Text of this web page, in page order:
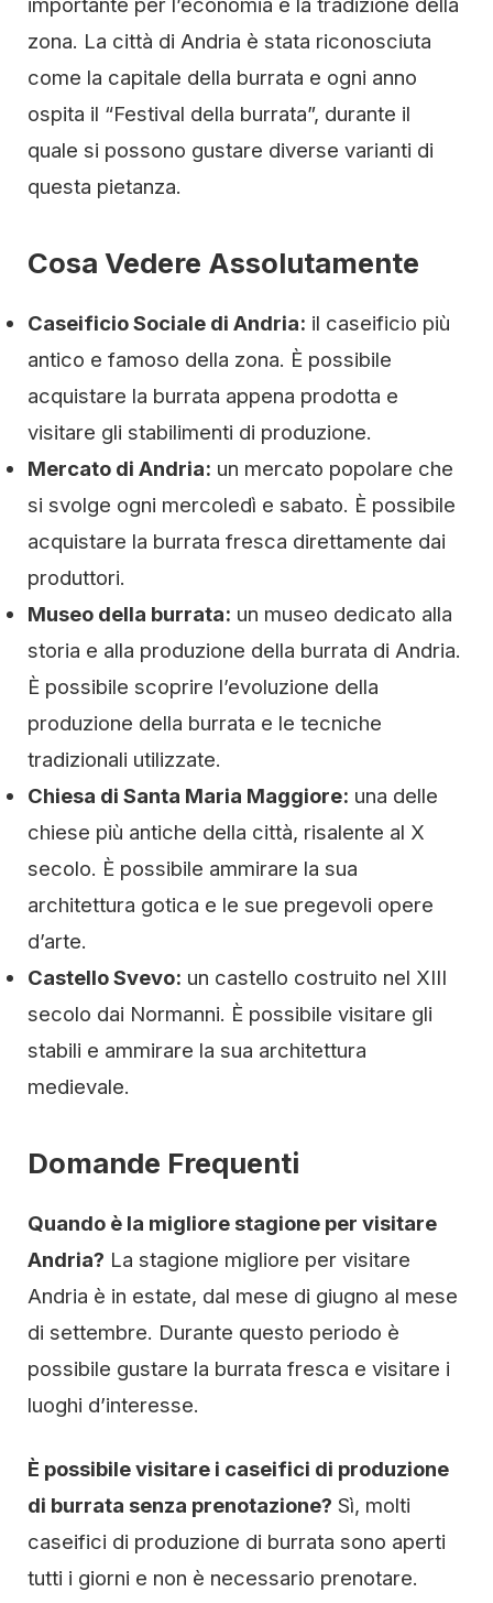
zona. La città di Andria è stata riconosciuta
come la capitale della burrata e ogni anno
ospita il “Festival della burrata”, durante il
quale si possono gustare diverse varianti di
questa pietanza.
Cosa Vedere Assolutamente
Caseificio Sociale di Andria: il caseificio più
antico e famoso della zona. È possibile
acquistare la burrata appena prodotta e
visitare gli stabilimenti di produzione.
Mercato di Andria: un mercato popolare che
si svolge ogni mercoledì e sabato. È possibile
acquistare la burrata fresca direttamente dai
produttori.
Museo della burrata: un museo dedicato alla
storia e alla produzione della burrata di Andria.
È possibile scoprire l’evoluzione della
produzione della burrata e le tecniche
tradizionali utilizzate.
Chiesa di Santa Maria Maggiore: una delle
chiese più antiche della città, risalente al X
secolo. È possibile ammirare la sua
architettura gotica e le sue pregevoli opere
d’arte.
Castello Svevo: un castello costruito nel XIII
secolo dai Normanni. È possibile visitare gli
stabili e ammirare la sua architettura
medievale.
Domande Frequenti
Quando è la migliore stagione per visitare
Andria? La stagione migliore per visitare
Andria è in estate, dal mese di giugno al mese
di settembre. Durante questo periodo è
possibile gustare la burrata fresca e visitare i
luoghi d’interesse.
È possibile visitare i caseifici di produzione
di burrata senza prenotazione? Sì, molti
caseifici di produzione di burrata sono aperti
tutti i giorni e non è necessario prenotare.